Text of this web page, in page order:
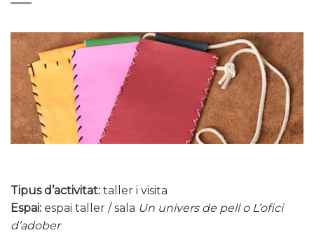
Tipus d’activitat: taller i visita
Espai: espai taller / sala Un univers de pell o L’ofici
d’adober